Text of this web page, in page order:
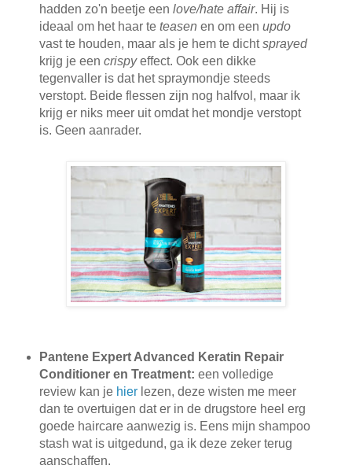
hadden zo'n beetje een love/hate affair. Hij is
ideaal om het haar te teasen en om een updo
vast te houden, maar als je hem te dichtsprayed
krijg je een crispyeffect. Ook een dikke
tegenvaller is dat het spraymondje steeds
verstopt. Beide flessen zijn nog halfvol, maar ik
krijg er niks meer uit omdat het mondje verstopt
is. Geen aanrader.
Pantene Expert Advanced Keratin Repair
Conditioner en Treatment: een volledige
review kan je hierlezen, deze wisten me meer
dan te overtuigen dat er in de drugstore heel erg
goede haircare aanwezig is. Eens mijn shampoo
stash wat is uitgedund, ga ik deze zeker terug
aanschaffen.